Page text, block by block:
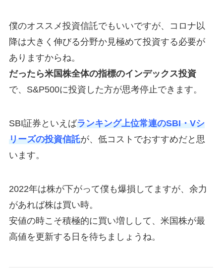
僕のオススメ投資信託でもいいですが、コロナ以
降は大きく伸びる分野か見極めて投資する必要が
ありますからね。
だったら米国株全体の指標のインデックス投資
で、S&P500に投資した方が思考停止できます。
SBI証券といえばランキング上位常連のSBI・Vシ
リーズの投資信託が、低コストでおすすめだと思
います。
2022年は株が下がって僕も爆損してますが、余力
があれば株は買い時。
安値の時こそ積極的に買い増しして、米国株が最
高値を更新する日を待ちましょうね。